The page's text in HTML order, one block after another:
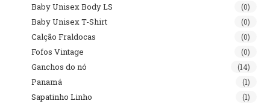
Baby Unisex Body LS (0)
Baby Unisex T-Shirt (0)
Calção Fraldocas (0)
Fofos Vintage (0)
Ganchos do nó (14)
Panamá (1)
Sapatinho Linho (1)